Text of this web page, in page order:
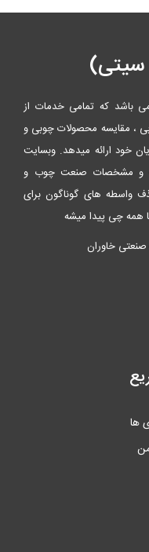
سیتی)
که تمامی خدمات از
، مقایسه محصولات چوبی و
خود ارائه میدهد. وبسایت
و مشخصات صنعت چوب و
واسطه های گوناگون برای
همه چی پیدا میشه
خاوران
ها